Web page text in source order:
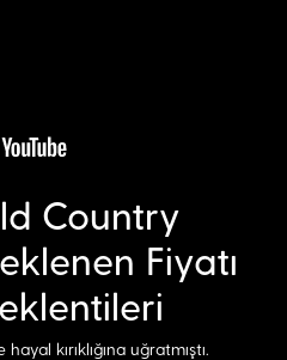
Country
Fiyatı
kırıklığına uğratmıştı.